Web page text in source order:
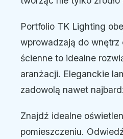
Portfolio TK Lighting
wprowadzają do wnętrz
ścienne to idealne
aranżacji. Eleganckie
zadowolą nawet
Znajdź idealne
pomieszczeniu.